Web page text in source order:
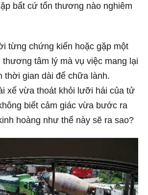
bất cứ tổn thương nào nghiêm
từng chứng kiến hoặc gặp một
thương tâm lý mà vụ việc mang lại
thời gian dài để chữa lành.
xế vừa thoát khỏi lưỡi hái của tử
biết cảm giác vừa bước ra
hoàng như thế này sẽ ra sao?